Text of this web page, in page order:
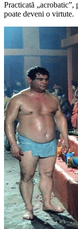
Practicată
poate deveni o virtute.